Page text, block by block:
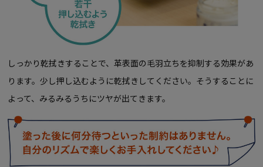
しっかり乾拭きすることで、革表面の毛羽立ちを抑制する効果があ
ります。少し押し込むように乾拭きしてください。そうすることに
よって、みるみるうちにツヤが出てきます。